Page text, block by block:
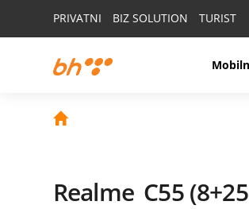
PRIVATNI BIZ SOLUTION TURIST
Realme C55